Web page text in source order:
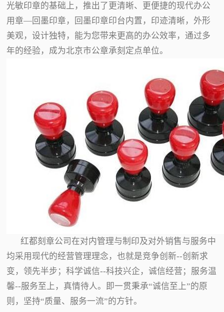
光敏印章的基础上，推出了更清晰、更便捷的现代办公
用章—回墨印章，回墨印章印台内置，印迹清晰，外形
美观，设计独特，能为您带来更高的办公效率，通过多
年的经验，成为北京市公章承刻定点单位。
红都刻章公司在对内管理与制印及对外销售与服务中
均采用现代的经营管理理念，也就是竞争创新--创新求
变，领先半步；科学诚信--科技兴企，诚信经营；服务温
馨--服务至上，真情待人。即一贯秉承“诚信至上”的原
则，坚持“质量、服务一流”的方针。